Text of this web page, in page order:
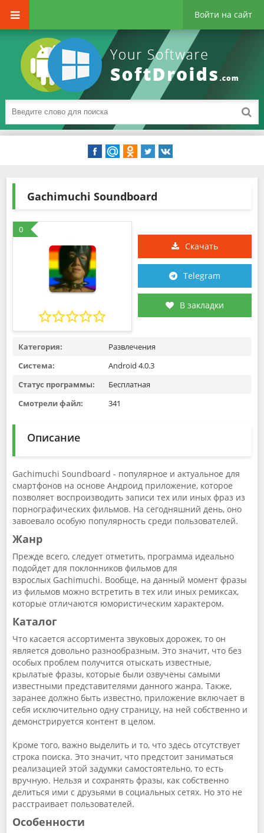
Войти на сайт
Gachimuchi Soundboard
0
Скачать
Telegram
В закладки
Категория:
Развлечения
Система:
Android 4.0.3
Статус программы:
Бесплатная
Смотрели файл:
341
Описание
Gachimuchi Soundboard - популярное и актуальное для
смартфонов на основе Андроид приложение, которое
позволяет воспроизводить записи тех или иных фраз из
порнографических фильмов. На сегодняшний день, оно
завоевало особую популярность среди пользователей.
Жанр
Прежде всего, следует отметить, программа идеально
подойдет для поклонников фильмов для
взрослых Gachimuchi. Вообще, на данный момент фразы
из фильмов можно встретить в тех или иных ремиксах,
которые отличаются юмористическим характером.
Каталог
Что касается ассортимента звуковых дорожек, то он
является довольно разнообразным. Это значит, что без
особых проблем получится отыскать известные,
крылатые фразы, которые были озвучены самыми
известными представителями данного жанра. Также,
заранее должно быть известно, приложение включает в
себя исключительно одну страницу, на ней собственно и
демонстрируется контент в целом.
Кроме того, важно выделить и то, что здесь отсутствует
строка поиска. Это значит, что предстоит заниматься
реализацией этой задумки самостоятельно, то есть
вручную. Нельзя и сохранять фразы, как собственно
делиться ими с друзьями в социальных сетях. Но это не
расстраивает пользователей.
Особенности